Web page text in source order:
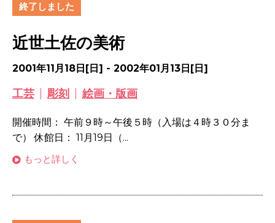
終了しました
近世土佐の美術
2001年11月18日[日] - 2002年01月13日[日]
工芸 彫刻 絵画・版画
開催時間： 午前９時～午後５時（入場は４時３０分ま
で） 休館日： 11月19日（...
もっと詳しく